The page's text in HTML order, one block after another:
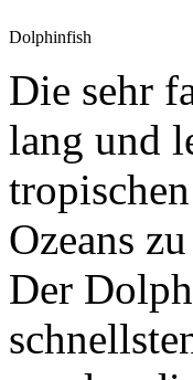
Dolphinfish
Die sehr
lang und
Ozeans
Der